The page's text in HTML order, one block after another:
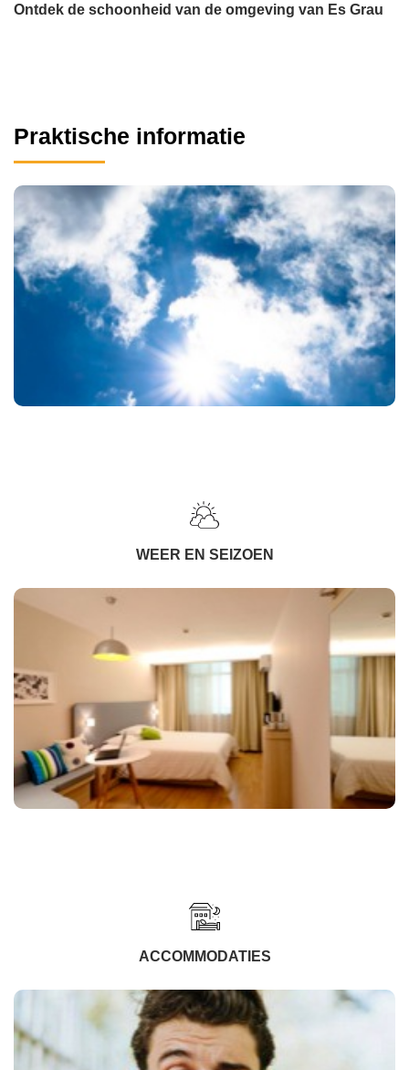
Ontdek de schoonheid van de omgeving van Es Grau
Praktische informatie
WEER EN SEIZOEN
ACCOMMODATIES